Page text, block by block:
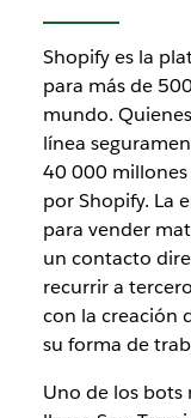
Shopify es la
para más de
mundo.
línea
40 000 millones
por Shopify. La
para vender
un contacto
recurrir a
con la creación
su forma de
Uno de los bots